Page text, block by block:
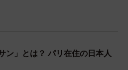
ン」とは？ パリ在住の日本人